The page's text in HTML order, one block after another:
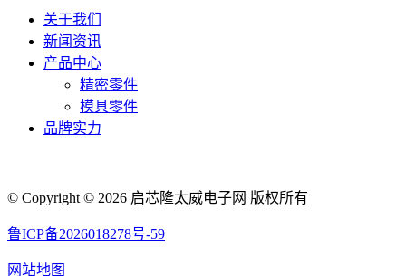
关于我们
新闻资讯
产品中心
精密零件
模具零件
品牌实力
© Copyright © 2026 启芯隆太威电子网 版权所有
鲁ICP备2026018278号-59
网站地图